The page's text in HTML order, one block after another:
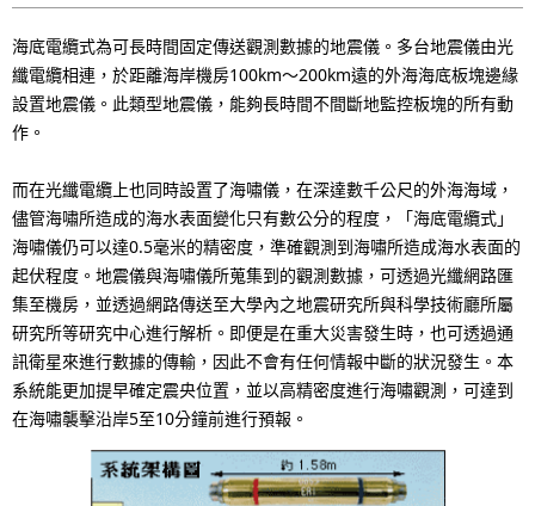
海底電纜式為可長時間固定傳送觀測數據的地震儀。多台地震儀由光
纖電纜相連，於距離海岸機房100km～200km遠的外海海底板塊邊緣
設置地震儀。此類型地震儀，能夠長時間不間斷地監控板塊的所有動
作。
而在光纖電纜上也同時設置了海嘯儀，在深達數千公尺的外海海域，
儘管海嘯所造成的海水表面變化只有數公分的程度，「海底電纜式」
海嘯儀仍可以達0.5毫米的精密度，準確觀測到海嘯所造成海水表面的
起伏程度。地震儀與海嘯儀所蒐集到的觀測數據，可透過光纖網路匯
集至機房，並透過網路傳送至大學內之地震研究所與科學技術廳所屬
研究所等研究中心進行解析。即便是在重大災害發生時，也可透過通
訊衛星來進行數據的傳輸，因此不會有任何情報中斷的狀況發生。本
系統能更加提早確定震央位置，並以高精密度進行海嘯觀測，可達到
在海嘯襲擊沿岸5至10分鐘前進行預報。